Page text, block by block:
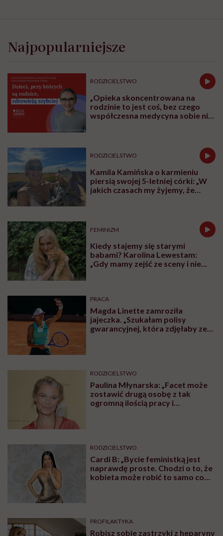
Najpopularniejsze
RODZICIELSTWO
„Opieka skoncentrowana na
rodzinie to jest coś, bez czego
współczesna medycyna sobie nie
RODZICIELSTWO
Kamila Kamińska o karmieniu
piersią swojej 5-letniej córki: „W
jakich czasach my żyjemy, że
FEMINIZM
Kiedy stajemy się starymi
babami? Karolina Lewestam:
„Gdy mamy zejść ze sceny i nie
PRACA
Magda Linette zamroziła
jajeczka. „Szukałam polisy
gwarancyjnej, która zdjęłaby ze
RODZICIELSTWO
Paulina Młynarska: „Facet może
zostawić drugą osobę z tak
ogromną ilością pracy i
RODZICIELSTWO
Cardi B: „Bycie feministką jest
naprawdę proste. Chodzi o to, że
kobieta może robić to samo co
PROFILAKTYKA
Robisz sobie zastrzyki z heparyny